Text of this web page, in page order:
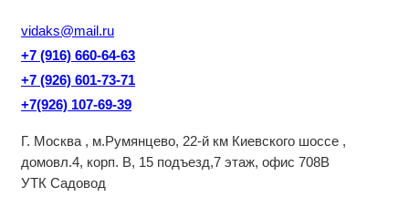
vidaks@mail.ru
+7 (916) 660-64-63
+7 (926) 601-73-71
+7(926) 107-69-39
Г. Москва , м.Румянцево, 22-й км Киевского шоссе ,
домовл.4, корп. В, 15 подъезд,7 этаж, офис 708В
УТК Садовод